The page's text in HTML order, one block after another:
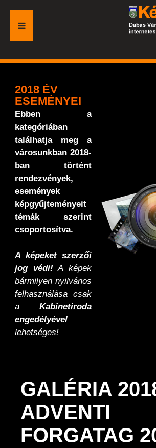
FŐOLDAL
GALÉRIA
ESEMÉNYEK
VÁROSI HONLAP
2018 ÉV
ESEMÉNYEI
Ebben a
kategóriában
találhatja meg a
városunkban 2018-
ban történt
rendezvények,
események
képgyűjteményeit
témák szerint
csoportosítva.
A képeket szerzői
jog védi!A képek
bármilyen nyilvános
felhasználása csak
a Kabinetiroda
engedélyével
lehetséges!
GALÉRIA
ADVENTI
FORGATAG